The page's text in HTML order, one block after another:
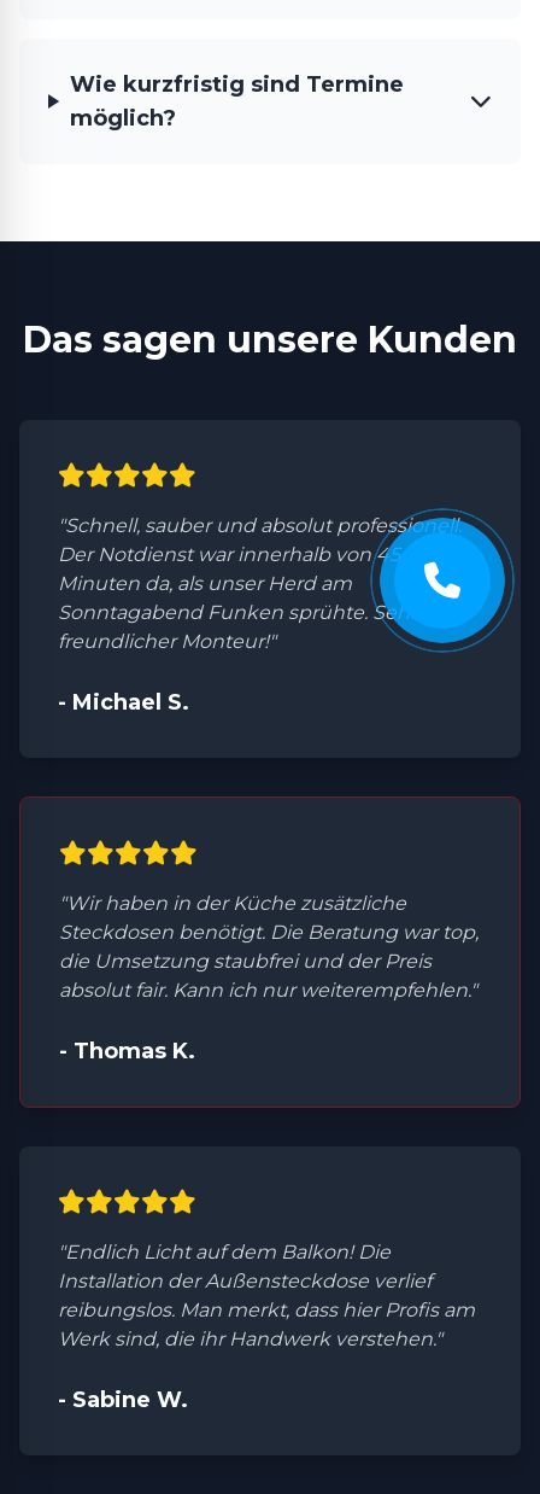
Wie kurzfristig sind Termine
möglich?
Das sagen unsere Kunden
"Schnell, sauber und absolut professionell.
Der Notdienst war innerhalb von 45
Minuten da, als unser Herd am
Sonntagabend Funken sprühte. Sehr
freundlicher Monteur!"
- Michael S.
"Wir haben in der Küche zusätzliche
Steckdosen benötigt. Die Beratung war top,
die Umsetzung staubfrei und der Preis
absolut fair. Kann ich nur weiterempfehlen."
- Thomas K.
"Endlich Licht auf dem Balkon! Die
Installation der Außensteckdose verlief
reibungslos. Man merkt, dass hier Profis am
Werk sind, die ihr Handwerk verstehen."
- Sabine W.